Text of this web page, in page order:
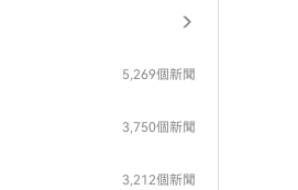
5,269個新聞
3,750個新聞
3,212個新聞